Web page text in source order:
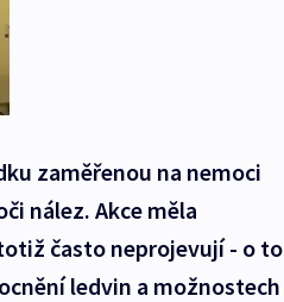
zaměřenou na nemoci
nález. Akce měla
často neprojevují - o to
ledvin a možnostech